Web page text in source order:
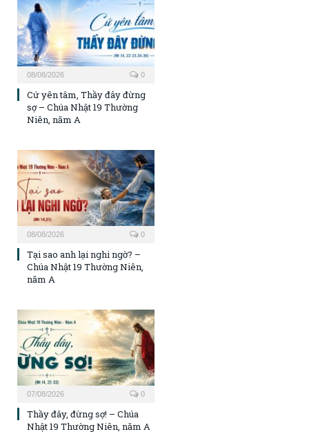
08/08/2026 0
Cứ yên tâm, Thầy đây đừng
sợ – Chúa Nhật 19 Thường
Niên, năm A
08/08/2026 0
Tại sao anh lại nghi ngờ? –
Chúa Nhật 19 Thường Niên,
năm A
07/08/2026 0
Thầy đây, đừng sợ! – Chúa
Nhật 19 Thường Niên, năm A